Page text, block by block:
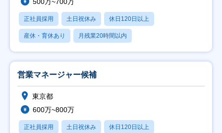
正社員採用 土日祝休み 休日120日以上
産休・育休あり 月残業20時間以内
営業マネージャー候補
東京都
600万~800万
正社員採用 土日祝休み 休日120日以上